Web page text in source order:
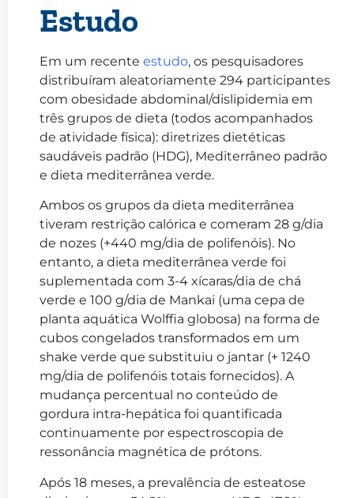
Estudo
Em um recente estudo, os pesquisadores
distribuíram aleatoriamente 294 participantes
com obesidade abdominal/dislipidemia em
três grupos de dieta (todos acompanhados
de atividade física): diretrizes dietéticas
saudáveis padrão (HDG), Mediterrâneo padrão
e dieta mediterrânea verde.
Ambos os grupos da dieta mediterrânea
tiveram restrição calórica e comeram 28 g/dia
de nozes (+440 mg/dia de polifenóis). No
entanto, a dieta mediterrânea verde foi
suplementada com 3-4 xícaras/dia de chá
verde e 100 g/dia de Mankai (uma cepa de
planta aquática Wolffia globosa) na forma de
cubos congelados transformados em um
shake verde que substituiu o jantar (+ 1240
mg/dia de polifenóis totais fornecidos). A
mudança percentual no conteúdo de
gordura intra-hepática foi quantificada
continuamente por espectroscopia de
ressonância magnética de prótons.
Após 18 meses, a prevalência de esteatose